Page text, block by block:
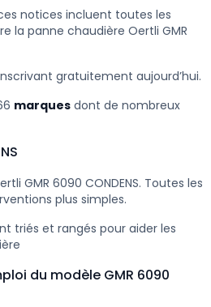
notices incluent toutes les
la panne chaudière Oertli GMR
gratuitement aujourd’hui.
marques dont de nombreux
GMR 6090 CONDENS. Toutes les
plus simples.
triés et rangés pour aider les
du modèle GMR 6090